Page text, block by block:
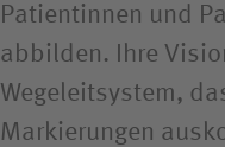
Patientinnen und
abbilden. Ihre
Wegeleitsystem,
Markierungen